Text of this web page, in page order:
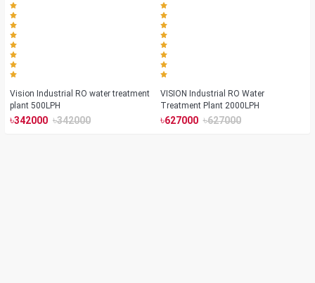
Vision Industrial RO water treatment
plant 500LPH
৳342000 ৳342000
VISION Industrial RO Water
Treatment Plant 2000LPH
৳627000 ৳627000